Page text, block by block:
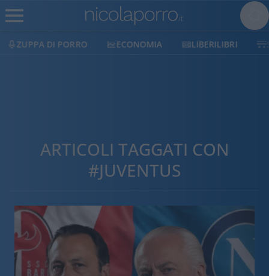
ECONOMIA LIBERILIBRI SHOP SOSTIENICI
ARTICOLI TAGGATI CON
#JUVENTUS